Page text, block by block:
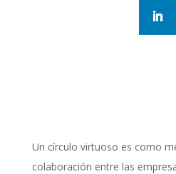
Un círculo virtuoso es como
colaboración entre las